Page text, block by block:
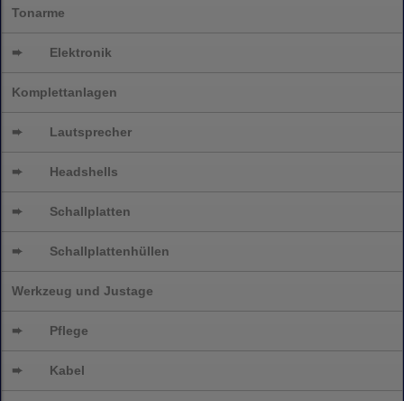
Tonarme
➨ Elektronik
Komplettanlagen
➨ Lautsprecher
➨ Headshells
➨ Schallplatten
➨ Schallplattenhüllen
Werkzeug und Justage
➨ Pflege
➨ Kabel